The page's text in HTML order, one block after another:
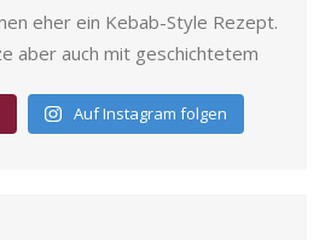
Auf Instagram folgen